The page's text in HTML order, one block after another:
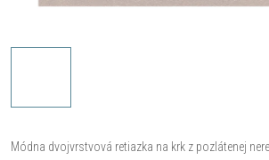
Módna dvojvrstvová retiazka na krk z pozlátenej